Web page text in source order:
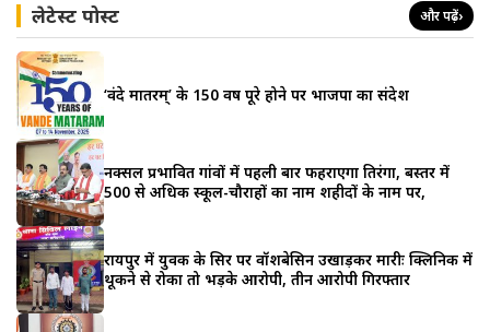
लेटेस्ट पोस्ट और पढ़ें›
‘वंदे मातरम्’ के 150 वर्ष पूरे होने पर भाजपा का संदेश
नक्सल प्रभावित गांवों में पहली बार फहराएगा तिरंगा, बस्तर में
500 से अधिक स्कूल-चौराहों का नाम शहीदों के नाम पर,
रायपुर में युवक के सिर पर वॉशबेसिन उखाड़कर मारीः क्लिनिक में
थूकने से रोका तो भड़के आरोपी, तीन आरोपी गिरफ्तार